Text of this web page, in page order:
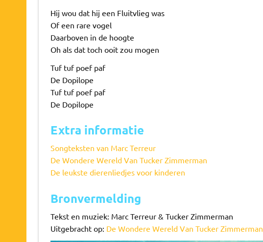
Hij wou dat hij een Fluitvlieg was
Of een rare vogel
Daarboven in de hoogte
Oh als dat toch ooit zou mogen
Tuf tuf poef paf
De Dopilope
Tuf tuf poef paf
De Dopilope
Extra informatie
Songteksten van Marc Terreur
De Wondere Wereld Van Tucker Zimmerman
De leukste dierenliedjes voor kinderen
Bronvermelding
Tekst en muziek: Marc Terreur & Tucker Zimmerman
Uitgebracht op: De Wondere Wereld Van Tucker Zimmerman